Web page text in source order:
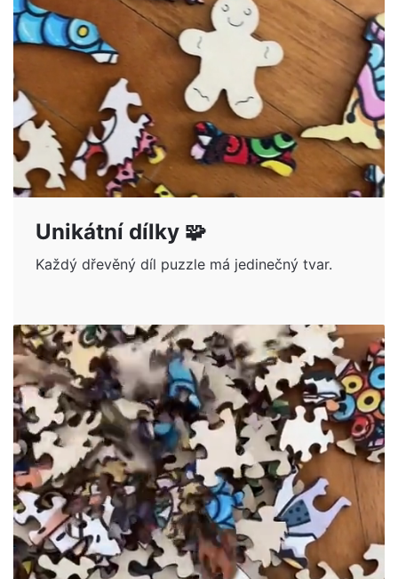
Unikátní dílky 🧩
Každý dřevěný díl puzzle má jedinečný tvar.